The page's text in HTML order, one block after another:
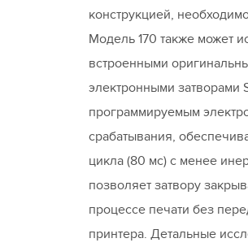
конструкцией,
Модель 170 также может
встроенными
электронными затворами
программируемым
срабатывания,
цикла (80 мс) с менее
позволяет затвору
процессе печати без
принтера. Детальные